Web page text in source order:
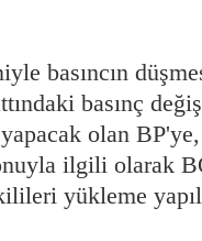
basıncın
basınç
olan BP'ye,
ilgili olarak
yükleme